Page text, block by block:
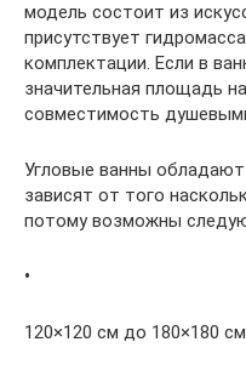
модель состоит из
присутствует
комплектации. Если в
значительная площадь
совместимость
Угловые ванны
зависят от того
потому возможны
•
120×120 см до 180×180